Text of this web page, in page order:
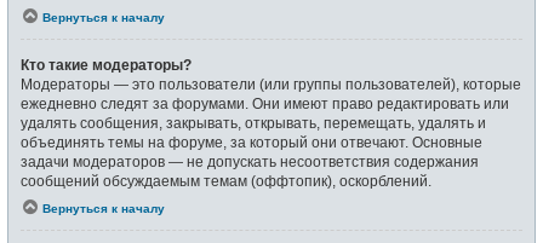
Вернуться к началу
Кто такие модераторы?
Модераторы — это пользователи (или группы пользователей), которые
ежедневно следят за форумами. Они имеют право редактировать или
удалять сообщения, закрывать, открывать, перемещать, удалять и
объединять темы на форуме, за который они отвечают. Основные
задачи модераторов — не допускать несоответствия содержания
сообщений обсуждаемым темам (оффтопик), оскорблений.
Вернуться к началу